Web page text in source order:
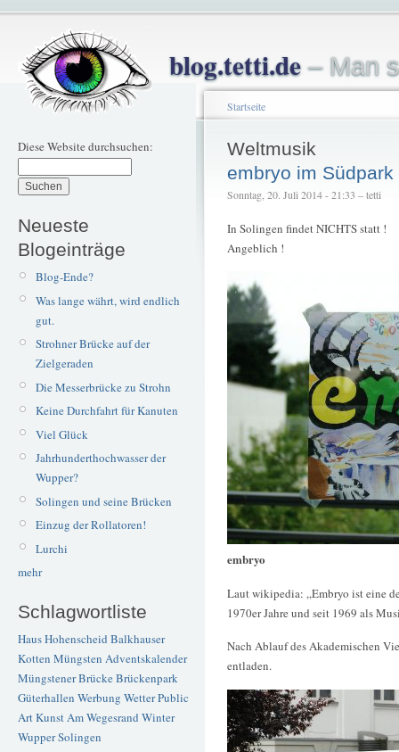
blog.tetti.de– Man
Diese Website durchsuchen:
Neueste
Blogeinträge
Blog-Ende?
Was lange währt, wird endlich
gut.
Strohner Brücke auf der
Zielgeraden
Die Messerbrücke zu Strohn
Keine Durchfahrt für Kanuten
Viel Glück
Jahrhunderthochwasser der
Wupper?
Solingen und seine Brücken
Einzug der Rollatoren!
Lurchi
mehr
Schlagwortliste
Haus Hohenscheid Balkhauser
Kotten Müngsten Adventskalender
Müngstener BrückeBrückenpark
Güterhallen Werbung WetterPublic
ArtKunstAm Wegesrand Winter
WupperSolingen
Startseite
Weltmusik
embryo im Südpark
Sonntag, 20. Juli 2014 - 21:33 – tetti
In Solingen findet NICHTS statt !
Angeblich !
embryo
Laut wikipedia: „Embryo ist eine
1970er Jahre und seit 1969 als
Nach Ablauf des Akademischen
entladen.